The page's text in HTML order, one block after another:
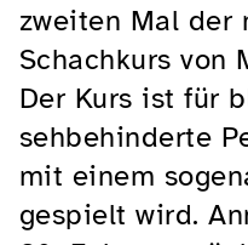
zweiten Mal der
Schachkurs von
Der Kurs ist für
sehbehinderte
mit einem
gespielt wird.